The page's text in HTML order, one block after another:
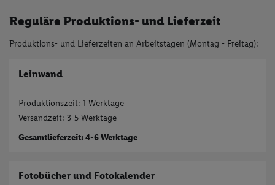
Wandbilder
Fotogeschenke
Fotoblock
Textilien
Kinder- & Tierwelt
Reguläre Produktions- und Lieferzeit
Produktions- und Lieferzeiten an Arbeitstagen (Montag - Freitag):
Leinwand
Produktionszeit: 1 Werktage
Versandzeit: 3-5 Werktage
Gesamtlieferzeit: 4-6 Werktage
Fotobücher und Fotokalender